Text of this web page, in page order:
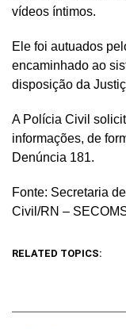
vídeos íntimos.
Ele foi autuados
encaminhado ao
disposição da
A Polícia Civil
informações, de
Denúncia 181.
Fonte: Secretaria
Civil/RN –
RELATED TOPICS: